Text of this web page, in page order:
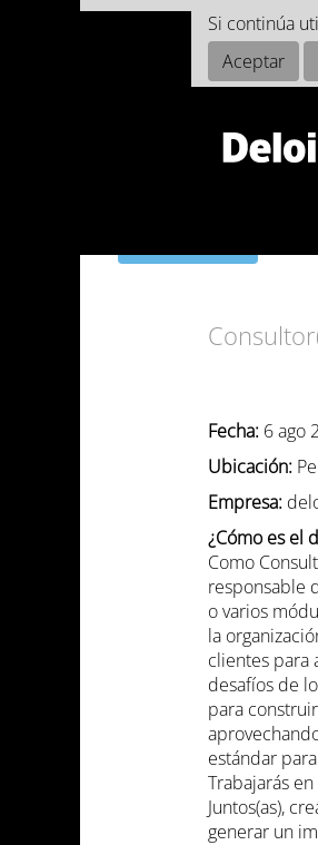
Si continúa
Aceptar
BÚSQUEDA POR
Fecha: 6 ago
Ubicación:
Empresa:
¿Cómo es el
Como
responsable
o varios
la
clientes para
desafíos de
para
estándar
Trabajarás
Juntos(as),
generar un